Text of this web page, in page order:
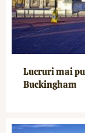
Lucruri mai
Buckingham